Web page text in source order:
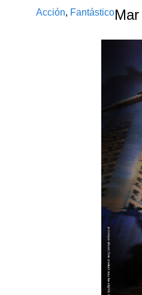
Acción, FantásticoMar